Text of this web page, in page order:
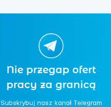
Nie przegap ofert
pracy za granicą
Subskrybuj nasz kanał Telegram